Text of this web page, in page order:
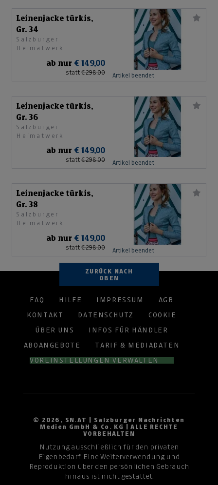
Leinenjacke türkis,
Gr. 34
Salzburger
Heimatwerk
ab nur € 149,00
statt € 298,00 Artikel beendet
Leinenjacke türkis,
Gr. 36
Salzburger
Heimatwerk
ab nur € 149,00
statt € 298,00 Artikel beendet
Leinenjacke türkis,
Gr. 38
Salzburger
Heimatwerk
ab nur € 149,00
statt € 298,00 Artikel beendet
ZURÜCK NACH
OBEN
© 2026, SN.AT | Salzburger Nachrichten
Medien GmbH & Co. KG | ALLE RECHTE
VORBEHALTEN
Nutzung ausschließlich für den privaten
Eigenbedarf. Eine Weiterverwendung und
Reproduktion über den persönlichen Gebrauch
hinaus ist nicht gestattet.
FAQ HILFE IMPRESSUM AGB
KONTAKT DATENSCHUTZ COOKIE
ÜBER UNS INFOS FÜR HÄNDLER
ABOANGEBOTE TARIF & MEDIADATEN
VOREINSTELLUNGEN VERWALTEN